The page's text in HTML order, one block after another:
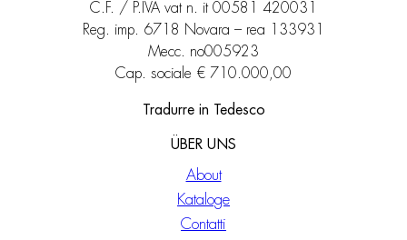
C.F. / P.IVA vat n. it 00581 420031
Reg. imp. 6718 Novara – rea 133931
Mecc. no005923
Cap. sociale € 710.000,00
Tradurre in Tedesco
ÜBER UNS
About
Kataloge
Contatti